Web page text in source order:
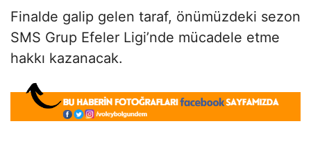
Finalde galip gelen taraf, önümüzdeki sezon
SMS Grup Efeler Ligi’nde mücadele etme
hakkı kazanacak.